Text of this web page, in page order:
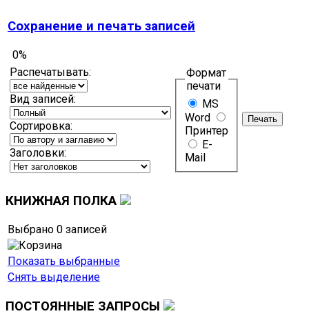
Сохранение и печать записей
0%
Распечатывать:
Вид записей:
Сортировка:
Заголовки:
Формат
печати
MS
Word
Принтер
E-
Mail
КНИЖНАЯ ПОЛКА
Выбрано 0 записей
Показать выбранные
Снять выделение
ПОСТОЯННЫЕ ЗАПРОСЫ